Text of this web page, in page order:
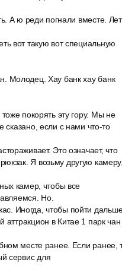
А ю реди погнали вместе.
вот такую вот специальную
Молодец. Хау банк хау банк
покорять эту гору. Мы не
сказано, если с нами что-то
Это означает, что
Я возьму другую камеру,
камер, чтобы все
Но.
Иногда, чтобы пойти
в Китае 1 парк чан
месте ранее. Если ранее,
сервис для